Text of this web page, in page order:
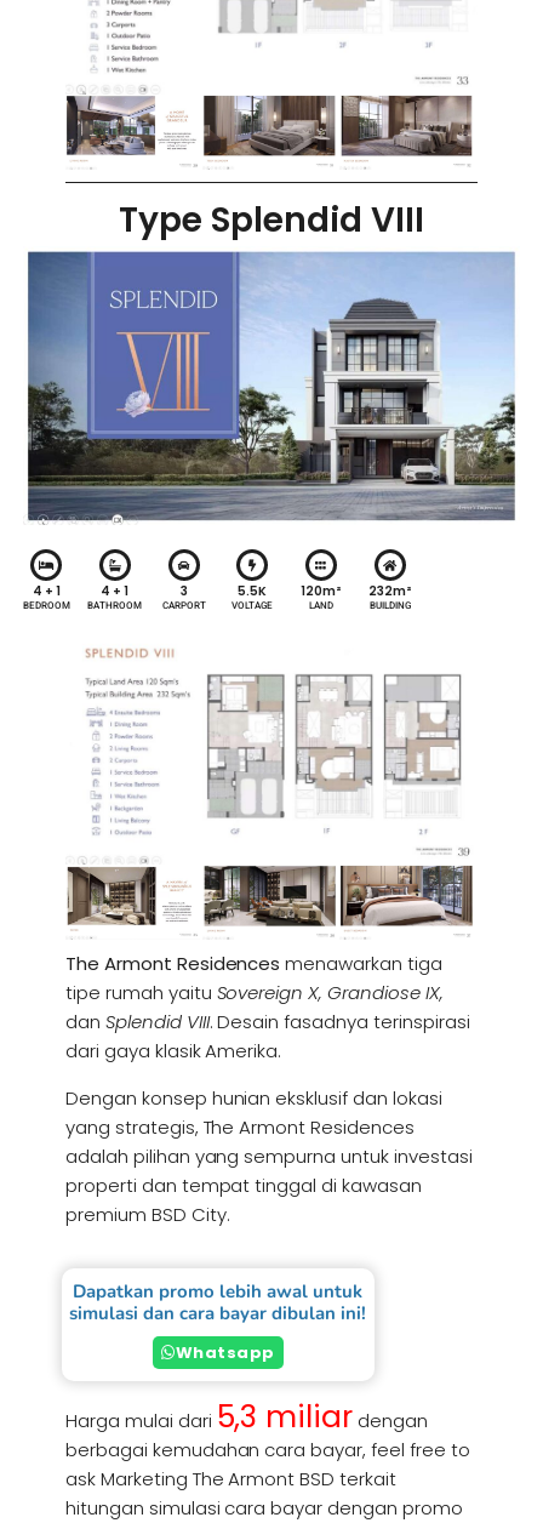
Type Splendid VIII
4 + 1
BEDROOM
4 + 1
BATHROOM
3
CARPORT
5.5K
VOLTAGE
120m²
LAND
232m²
BUILDING
The Armont Residences menawarkan tiga
tipe rumah yaitu Sovereign X, Grandiose IX,
dan Splendid VIII. Desain fasadnya terinspirasi
dari gaya klasik Amerika.
Dengan konsep hunian eksklusif dan lokasi
yang strategis, The Armont Residences
adalah pilihan yang sempurna untuk investasi
properti dan tempat tinggal di kawasan
premium BSD City.
Dapatkan promo lebih awal untuk
simulasi dan cara bayar dibulan ini!
Whatsapp
Harga mulai dari 5,3 miliar dengan
berbagai kemudahan cara bayar, feel free to
ask Marketing The Armont BSD terkait
hitungan simulasi cara bayar dengan promo